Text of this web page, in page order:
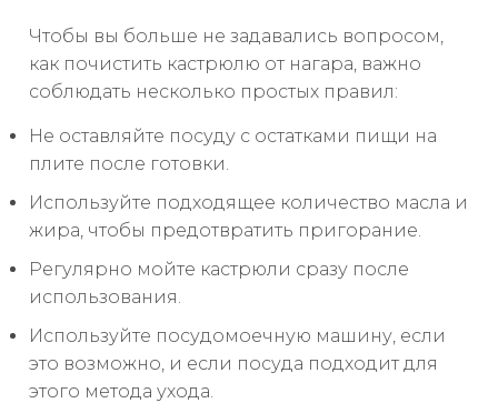
Чтобы вы больше не задавались вопросом,
как почистить кастрюлю от нагара, важно
соблюдать несколько простых правил:
Не оставляйте посуду с остатками пищи на
плите после готовки.
Используйте подходящее количество масла и
жира, чтобы предотвратить пригорание.
Регулярно мойте кастрюли сразу после
использования.
Используйте посудомоечную машину, если
это возможно, и если посуда подходит для
этого метода ухода.